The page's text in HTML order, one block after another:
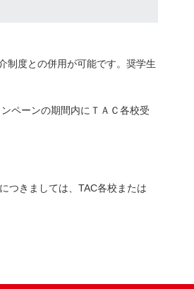
制度との併用が可能です。奨学生
ペーンの期間内にＴＡＣ各校受
つきましては、TAC各校または